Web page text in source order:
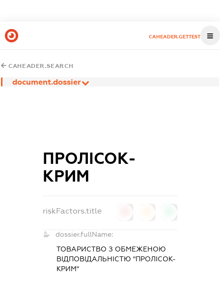
CAHEADER.GETTEST
CAHEADER.SEARCH
document.dossier
ПРОЛІСОК-
КРИМ
riskFactors.title
dossier.fullName:
ТОВАРИСТВО З ОБМЕЖЕНОЮ
ВІДПОВІДАЛЬНІСТЮ "ПРОЛІСОК-
КРИМ"